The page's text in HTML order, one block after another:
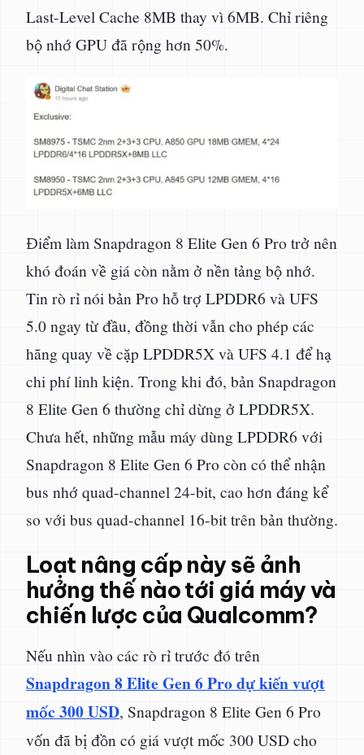
Last-Level Cache 8MB thay vì 6MB. Chỉ riêng
bộ nhớ GPU đã rộng hơn 50%.
Điểm làm Snapdragon 8 Elite Gen 6 Pro trở nên
khó đoán về giá còn nằm ở nền tảng bộ nhớ.
Tin rò rỉ nói bản Pro hỗ trợ LPDDR6 và UFS
5.0 ngay từ đầu, đồng thời vẫn cho phép các
hãng quay về cặp LPDDR5X và UFS 4.1 để hạ
chi phí linh kiện. Trong khi đó, bản Snapdragon
8 Elite Gen 6 thường chỉ dừng ở LPDDR5X.
Chưa hết, những mẫu máy dùng LPDDR6 với
Snapdragon 8 Elite Gen 6 Pro còn có thể nhận
bus nhớ quad-channel 24-bit, cao hơn đáng kể
so với bus quad-channel 16-bit trên bản thường.
Loạt nâng cấp này sẽ ảnh
hưởng thế nào tới giá máy và
chiến lược của Qualcomm?
Nếu nhìn vào các rò rỉ trước đó trên
Snapdragon 8 Elite Gen 6 Pro dự kiến vượt
mốc 300 USD, Snapdragon 8 Elite Gen 6 Pro
vốn đã bị đồn có giá vượt mốc 300 USD cho